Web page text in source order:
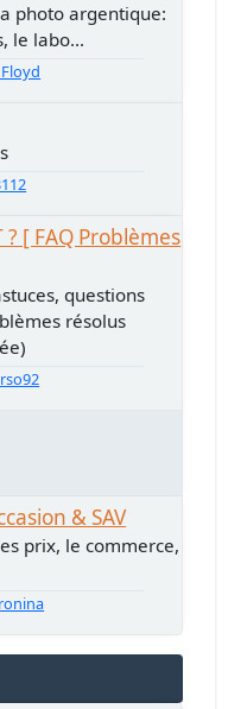
photo argentique:
le labo...
? [ FAQ Problèmes
questions
résolus
& SAV
prix, le commerce,